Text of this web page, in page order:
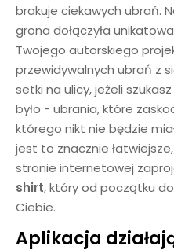
brakuje ciekawych ubrań.
grona dołączyła
Twojego autorskiego
przewidywalnych ubrań z
setki na ulicy, jeżeli
było - ubrania, które
którego nikt nie będzie
jest to znacznie
stronie internetowej
shirt, który od początku
Ciebie.
Aplikacja